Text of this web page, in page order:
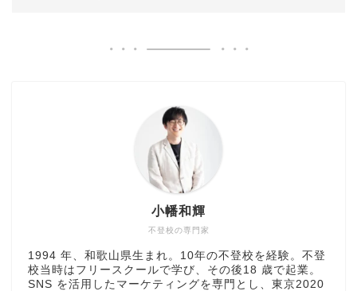
不登校の専門家
小幡和輝
1994 年、和歌山県生まれ。10年の不登校を経験。不登
校当時はフリースクールで学び、その後18 歳で起業。
SNS を活用したマーケティングを専門とし、東京2020